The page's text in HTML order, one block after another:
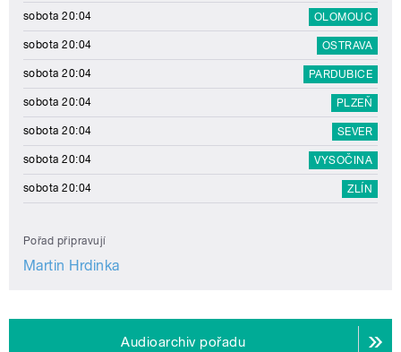
sobota 20:04 OLOMOUC
sobota 20:04 OSTRAVA
sobota 20:04 PARDUBICE
sobota 20:04 PLZEŇ
sobota 20:04 SEVER
sobota 20:04 VYSOČINA
sobota 20:04 ZLÍN
Pořad připravují
Martin Hrdinka
Audioarchiv pořadu